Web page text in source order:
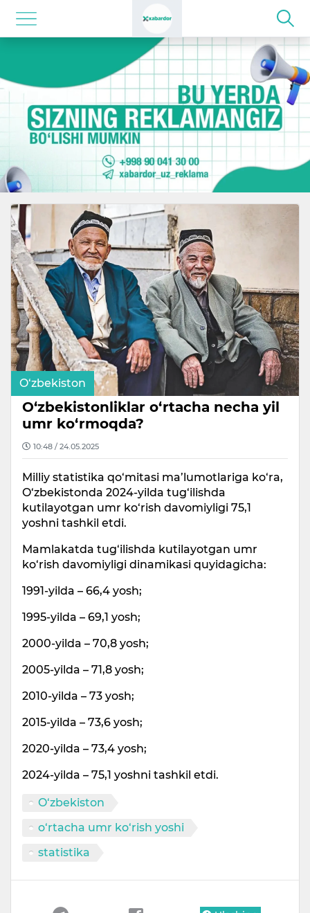
O‘zbekiston
O‘zbekistonliklar o‘rtacha necha yil
umr ko‘rmoqda?
10:48 / 24.05.2025
Milliy statistika qo‘mitasi ma’lumotlariga ko‘ra,
O‘zbekistonda 2024-yilda tug‘ilishda
kutilayotgan umr ko‘rish davomiyligi 75,1
yoshni tashkil etdi.
Mamlakatda tug‘ilishda kutilayotgan umr
ko‘rish davomiyligi dinamikasi quyidagicha:
1991-yilda – 66,4 yosh;
1995-yilda – 69,1 yosh;
2000-yilda – 70,8 yosh;
2005-yilda – 71,8 yosh;
2010-yilda – 73 yosh;
2015-yilda – 73,6 yosh;
2020-yilda – 73,4 yosh;
2024-yilda – 75,1 yoshni tashkil etdi.
O‘zbekiston
o‘rtacha umr ko‘rish yoshi
statistika